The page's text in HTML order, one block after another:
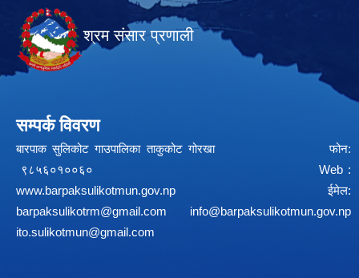
श्रम संसार प्रणाली
सम्पर्क विवरण
बारपाक सुलिकोट गाउपालिका ताकुकोट गोरखा फोन:
९८५६०१००६० Web :
www.barpaksulikotmun.gov.np
ईमेल:
barpaksulikotrm@gmail.com
info@barpaksulikotmun.gov.np
ito.sulikotmun@gmail.com